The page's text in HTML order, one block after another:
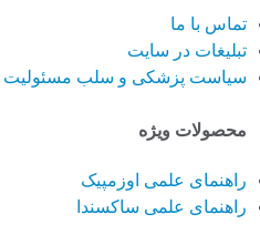
تماس با ما
تبلیغات در سایت
سیاست پزشکی و سلب مسئولیت
محصولات ویژه
راهنمای علمی اوزمپیک
راهنمای علمی ساکسندا